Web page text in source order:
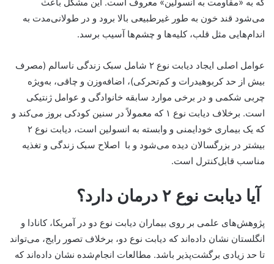
می‌شود قند خون به طور غیرطبیعی بالا برود و در طولانی‌مدت به
اندام‌هایی مثل قلب، کلیه‌ها و چشم‌ها آسیب برسد.
عوامل اصلی ایجاد دیابت نوع ۲ شامل سبک زندگی ناسالم (مصرف
بیش از حد کربوهیدرات و کم‌تحرکی)، اضافه‌وزن و چاقی، به‌ویژه
چربی شکمی و در برخی موارد سابقه خانوادگی و عوامل ژنتیکی
است. برخلاف دیابت نوع ۱ که معمولاً در سنین کودکی بروز می‌کند و
که یک بیماری خودایمنی و وابسته به انسولین است، دیابت نوع ۲
بیشتر در بزرگسالان دیده می‌شود و با اصلاح سبک زندگی و تغذیه
مناسب قابل‌کنترل است.
آیا دیابت نوع ۲ درمان دارد؟
پژوهش‌های علمی بر روی بیماران دیابت نوع دو در آمریکا، کانادا و
انگلستان نشان داده‌اند که دیابت نوع دو، برخلاف تصور رایج، می‌تواند
تا حد زیادی برگشت‌پذیر باشد. مطالعات انجام‌شده نشان داده‌اند که